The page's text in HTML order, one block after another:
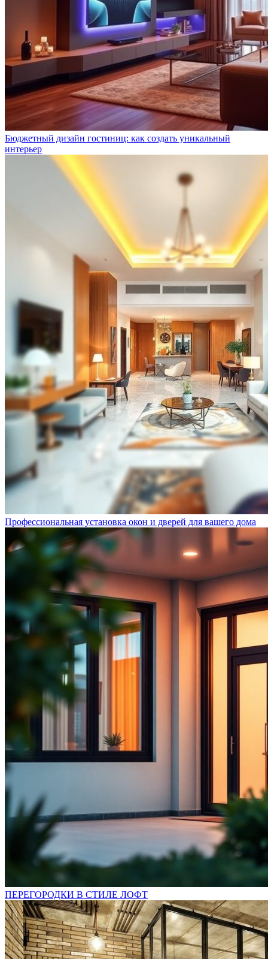
Бюджетный дизайн гостиниц: как создать уникальный
интерьер
Профессиональная установка окон и дверей для вашего дома
ПЕРЕГОРОДКИ В СТИЛЕ ЛОФТ